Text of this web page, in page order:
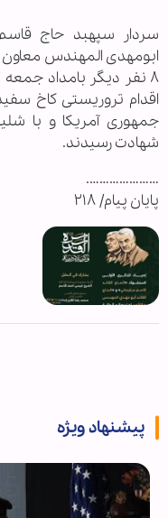
سردار سپهبد حاج
ابومهدی المهندس معاون
اقدام تروریستی کاخ
جمهوری آمریکا و با
شهادت رسیدند.
………………….
پایان پیام/ ۲۱۸
پیشنهاد ویژه